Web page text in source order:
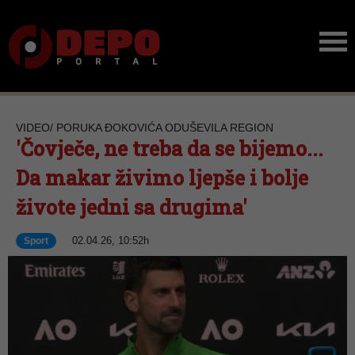
VIDEO/ PORUKA ĐOKOVIĆA ODUŠEVILA REGION
'Čovječe, ne treba da se bijemo...
Da makar živimo ljepše i bolje
živote jedni sa drugima'
Sport 02.04.26, 10:52h